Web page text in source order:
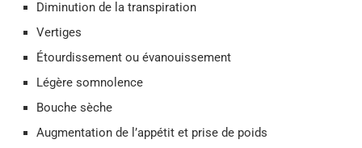
Diminution de la transpiration
Vertiges
Étourdissement ou évanouissement
Légère somnolence
Bouche sèche
Augmentation de l’appétit et prise de poids